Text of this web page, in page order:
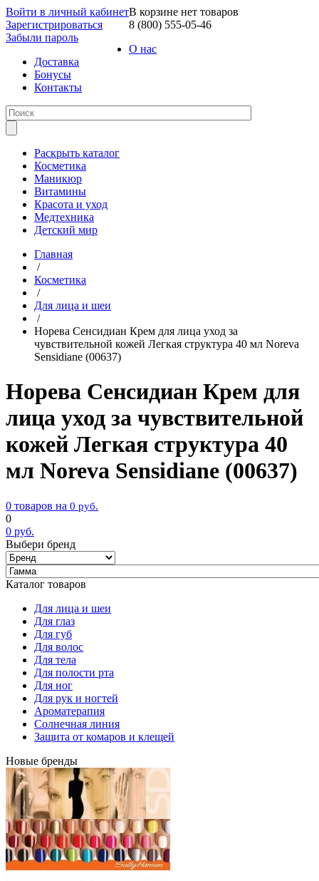
Войти в личный кабинет
Зарегистрироваться
Забыли пароль
В корзине нет товаров
8 (800) 555-05-46
О нас
Доставка
Бонусы
Контакты
Раскрыть каталог
Косметика
Маникюр
Витамины
Красота и уход
Медтехника
Детский мир
Главная
/
Косметика
/
Для лица и шеи
/
Норева Сенсидиан Крем для лица уход за
чувствительной кожей Легкая структура 40 мл Noreva
Sensidiane (00637)
Норева Сенсидиан Крем для
лица уход за чувствительной
кожей Легкая структура 40
мл Noreva Sensidiane (00637)
0 товаров на 0 руб.
0
0 руб.
Выбери бренд
Каталог товаров
Для лица и шеи
Для глаз
Для губ
Для волос
Для тела
Для полости рта
Для ног
Для рук и ногтей
Ароматерапия
Солнечная линия
Защита от комаров и клещей
Новые бренды